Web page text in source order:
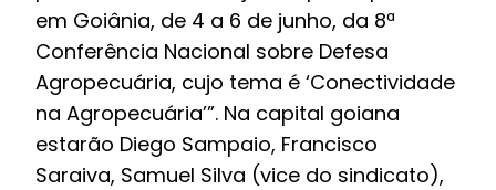
em Goiânia, de 4 a 6 de junho, da 8ª
Conferência Nacional sobre Defesa
Agropecuária, cujo tema é ‘Conectividade
na Agropecuária’”. Na capital goiana
estarão Diego Sampaio, Francisco
Saraiva, Samuel Silva (vice do sindicato),